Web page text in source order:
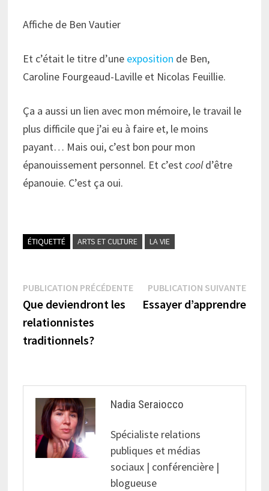
Affiche de Ben Vautier
Et c’était le titre d’une exposition de Ben,
Caroline Fourgeaud-Laville et Nicolas Feuillie.
Ça a aussi un lien avec mon mémoire, le travail le
plus difficile que j’ai eu à faire et, le moins
payant… Mais oui, c’est bon pour mon
épanouissement personnel. Et c’estcoold’être
épanouie. C’est ça oui.
ÉTIQUETTÉ ARTS ET CULTURE LA VIE
Navigation
de
l’article
PUBLICATION PRÉCÉDENTEPublication
précédente :
Que deviendront les
relationnistes
traditionnels?
PUBLICATION SUIVANTE
Essayer d’apprendre
Nadia Seraiocco
Spécialiste relations
publiques et médias
sociaux | conférencière |
blogueuse